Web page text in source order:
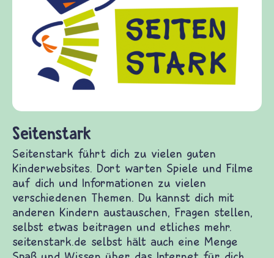
frieden-fragen.de ist ein Internet-Angebot für
Kinder, Eltern und ErzieherInnen das zu
Fragen von Krieg und Frieden, Streit und
Gewalt informiert und einen Austausch zu
diesem Themenbereich ermöglicht. frieden-
fragen.de bietet Antworten auf wichtige
und Frieden, Streit und Gewalt.